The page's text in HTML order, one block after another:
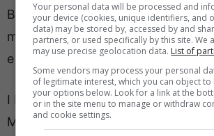
Blancos avrebbero messo Tonali
mirino e sarebbero pronti a
e alla Serie A.
I bianconeri sanno che la
Madrid potrebbe complicare di
Your personal data will be processed and
your device (cookies, unique identifiers, and
data) may be stored by, accessed by and
partners, or used specifically by this site. We
may use precise geolocation data. List of
Some vendors may process your personal
of legitimate interest, which you can object to
your options below. Look for a link at the
or in the site menu to manage or withdraw
and cookie settings.